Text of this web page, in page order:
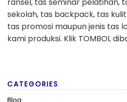
ransel, tas seminar pelatihan,
sekolah, tas backpack, tas
tas promosi maupun jenis tas
kami produksi. Klik TOMBOL
CATEGORIES